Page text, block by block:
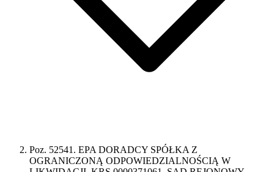
Poz. 52541. EPA DORADCY SPÓŁKA Z
OGRANICZONĄ ODPOWIEDZIALNOŚCIĄ W